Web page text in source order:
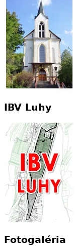
IBV Luhy
Fotogaléria